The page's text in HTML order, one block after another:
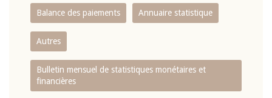
Balance des paiements Annuaire statistique
Autres
Bulletin mensuel de statistiques monétaires et
financières